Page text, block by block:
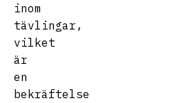
inom
tävlingar,
vilket
är
en
bekräftelse